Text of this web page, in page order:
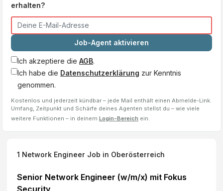
erhalten?
Job-Agent aktivieren
Ich akzeptiere die AGB.
Ich habe die Datenschutzerklärung zur Kenntnis
genommen.
Kostenlos und jederzeit kündbar – jede Mail enthält einen Abmelde-Link.
Umfang, Zeitpunkt und Schärfe deines Agenten stellst du – wie viele
weitere Funktionen – in deinem Login-Bereich ein.
1 Network Engineer Job in Oberösterreich
Senior Network Engineer (w/m/x) mit Fokus
Security